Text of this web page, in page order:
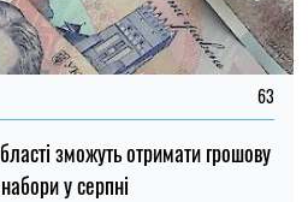
63
зможуть отримати грошову
у серпні